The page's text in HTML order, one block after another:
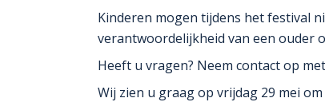
Kinderen mogen tijdens het festival
verantwoordelijkheid van een ouder
Heeft u vragen? Neem contact op
Wij zien u graag op vrijdag 29 mei